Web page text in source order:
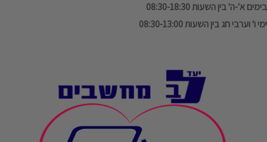
בימים א'-ה' בין השעות 08:30-18:30
ימי ו' וערבי חג בין השעות 08:30-13:00